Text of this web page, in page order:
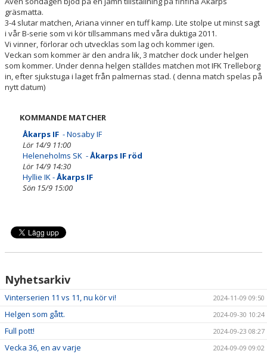
gräsmatta.
3-4 slutar matchen, Ariana vinner en tuff kamp. Lite stolpe ut minst sagt
i vår B-serie som vi kör tillsammans med våra duktiga 2011.
Vi vinner, förlorar och utvecklas som lag och kommer igen.
Veckan som kommer är den andra lik, 3 matcher dock under helgen
som kommer. Under denna helgen ställdes matchen mot IFK Trelleborg
in, efter sjukstuga i laget från palmernas stad. ( denna match spelas på
nytt datum)
KOMMANDE MATCHER
Åkarps IF - Nosaby IF
Lör 14/9 11:00
Heleneholms SK -Åkarps IF röd
Lör 14/9 14:30
Hyllie IK -Åkarps IF
Sön 15/9 15:00
Nyhetsarkiv
Vinterserien 11 vs 11, nu kör vi! 2024-11-09 09:50
Helgen som gått. 2024-09-30 10:24
Full pott! 2024-09-23 08:27
Vecka 36, en av varje 2024-09-09 09:02